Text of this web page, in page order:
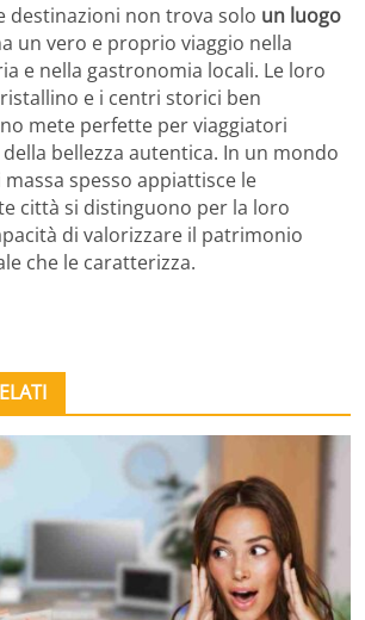
destinazioni non trova solo un luogo
un vero e proprio viaggio nella
e nella gastronomia locali. Le loro
e i centri storici ben
mete perfette per viaggiatori
bellezza autentica. In un mondo
spesso appiattisce le
città si distinguono per la loro
di valorizzare il patrimonio
che le caratterizza.